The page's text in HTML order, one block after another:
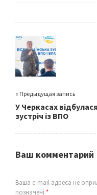
o
o
k
er
« Предыдущая запись
У Черкасах відбулася
зустріч із ВПО
Ваш комментарий
Ваша e-mail адреса не
позначені *